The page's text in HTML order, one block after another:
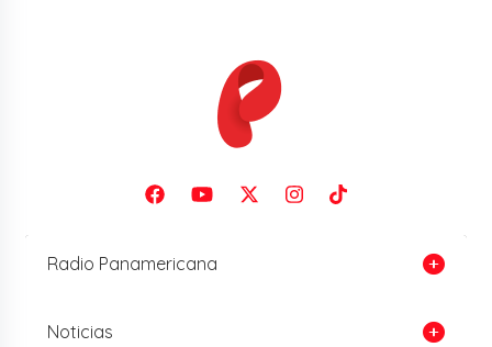
Radio Panamericana
Noticias